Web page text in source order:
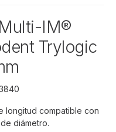
IM®
Trylogic
longitud compatible con
diámetro.